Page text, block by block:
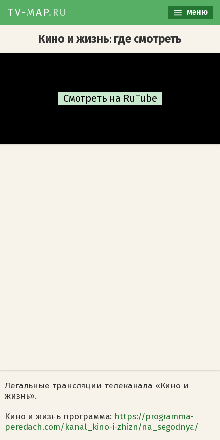
TV-MAP.RU меню
Кино и жизнь: где смотреть
Легальные трансляции телеканала «Кино и
жизнь».
Кино и жизнь программа: https://programma-
peredach.com/kanal_kino-i-zhizn/na_segodnya/